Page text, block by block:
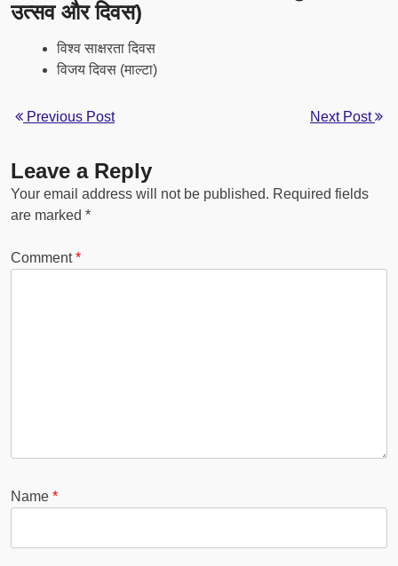
उत्सव और दिवस)
विश्व साक्षरता दिवस
विजय दिवस (माल्टा)
Previous Post Next Post
Leave a Reply
Your email address will not be published. Required fields
are marked *
Comment*
Name *